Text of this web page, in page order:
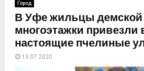
Город
В Уфе жильцы демской
многоэтажки привезли
настоящие пчелиные
13.07.2020